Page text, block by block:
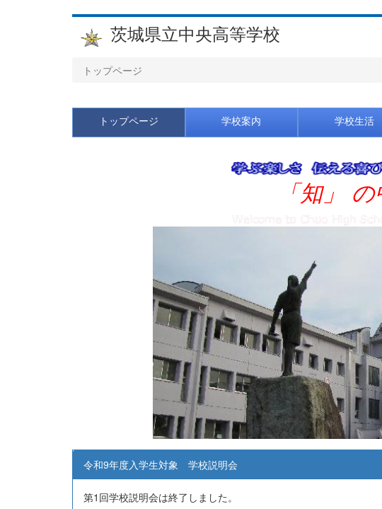
茨城県立中央高等学校
トップページ
トップページ 学校案内 学校生活
「知」
令和9年度入学生対象 学校説明会
第1回学校説明会は終了しました。